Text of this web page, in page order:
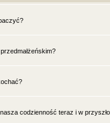
codzienność teraz i w